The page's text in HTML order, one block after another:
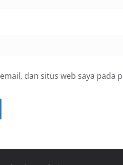
dan situs web saya